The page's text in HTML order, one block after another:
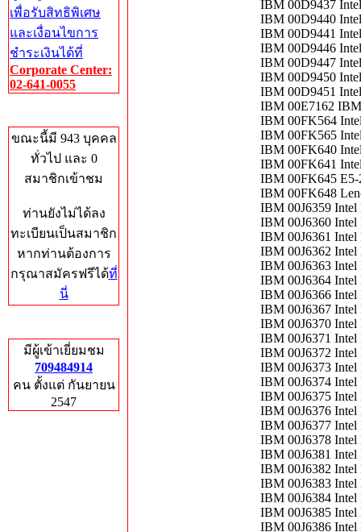
เพื่อรับสิทธิพิเศษ
และเงื่อนไขการ
ชำระเงินได้ที่
Corporate Center:
02-641-0055
ขณะนี้มี 943 บุคคล
ทั่วไป และ 0
สมาชิกเข้าชม
ท่านยังไม่ได้ลง
ทะเบียนเป็นสมาชิก
หากท่านต้องการ
กรุณาสมัครฟรีได้ที่
นี่
มีผู้เข้าเยี่ยมชม
709484914
คน ตั้งแต่ กันยายน
2547
IBM 00D9437
IBM 00D9440
IBM 00D9441
IBM 00D9446
IBM 00D9447
IBM 00D9450
IBM 00D9451
IBM 00E7162
IBM 00FK564
IBM 00FK565
IBM 00FK640
IBM 00FK641
IBM 00FK645 E5-
IBM 00FK648
IBM 00J6359 Intel
IBM 00J6360 Intel
IBM 00J6361 Intel
IBM 00J6362 Intel
IBM 00J6363 Intel
IBM 00J6364 Intel
IBM 00J6366
IBM 00J6367
IBM 00J6370 Intel
IBM 00J6371 Intel
IBM 00J6372 Intel
IBM 00J6373 Intel
IBM 00J6374 Intel
IBM 00J6375 Intel
IBM 00J6376 Intel
IBM 00J6377 Intel
IBM 00J6378 Intel
IBM 00J6381 Intel
IBM 00J6382 Intel
IBM 00J6383 Intel
IBM 00J6384 Intel
IBM 00J6385 Intel
IBM 00J6386 Intel